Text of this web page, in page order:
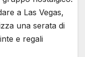
a Las Vegas,
una serata di
e regali